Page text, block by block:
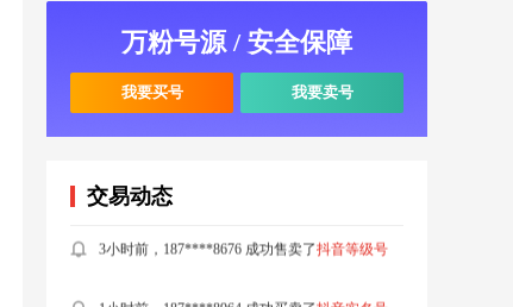
万粉号源 / 安全保障
我要买号 我要卖号
交易动态
3小时前，183****9185 成功交易了 快手直播号
5小时前，181****8983 成功买卖了快手大哥号
5小时前，190****8750 成功出售了抖音万粉号
3小时前，187****8676 成功售卖了
1小时前，187****8964 成功买卖了 抖音实名号